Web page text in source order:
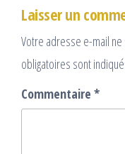
Laisser un
Votre adresse e-mail
obligatoires sont
Commentaire *